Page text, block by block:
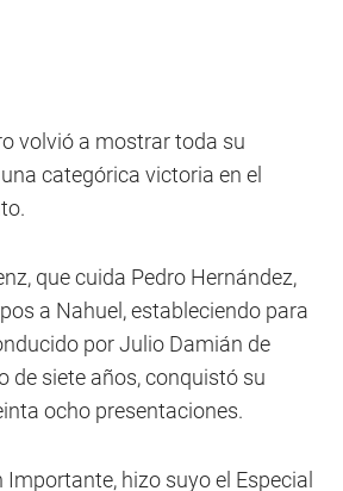
volvió a mostrar toda su
categórica victoria en el
que cuida Pedro Hernández,
a Nahuel, estableciendo para
por Julio Damián de
de siete años, conquistó su
ocho presentaciones.
Importante, hizo suyo el Especial